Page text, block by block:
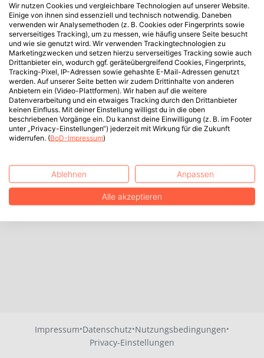
Impressum·Datenschutz·Nutzungsbedingungen·
Privacy-Einstellungen
Wir nutzen Cookies und vergleichbare Technologien auf unserer Website.
Einige von ihnen sind essenziell und technisch notwendig. Daneben
verwenden wir Analysemethoden (z. B. Cookies oder Fingerprints sowie
serverseitiges Tracking), um zu messen, wie häufig unsere Seite besucht
und wie sie genutzt wird. Wir verwenden Trackingtechnologien zu
Marketingzwecken und setzen hierzu serverseitiges Tracking sowie auch
Drittanbieter ein, wodurch ggf. geräteübergreifend Cookies, Fingerprints,
Tracking-Pixel, IP-Adressen sowie gehashte E-Mail-Adressen genutzt
werden. Auf unserer Seite betten wir zudem Drittinhalte von anderen
Anbietern ein (Video-Plattformen). Wir haben auf die weitere
Datenverarbeitung und ein etwaiges Tracking durch den Drittanbieter
keinen Einfluss. Mit deiner Einstellung willigst du in die oben
beschriebenen Vorgänge ein. Du kannst deine Einwilligung (z. B. im Footer
unter „Privacy-Einstellungen“) jederzeit mit Wirkung für die Zukunft
widerrufen. (BoD-Impressum)
Ablehnen Anpassen
Alle akzeptieren